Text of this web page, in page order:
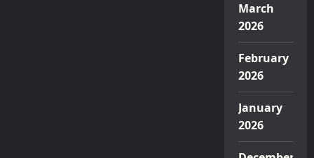
March
2026
February
2026
January
2026